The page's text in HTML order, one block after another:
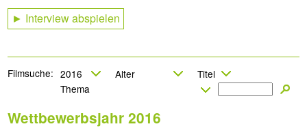
► Interview abspielen
Filmsuche:
Wettbewerbsjahr 2016